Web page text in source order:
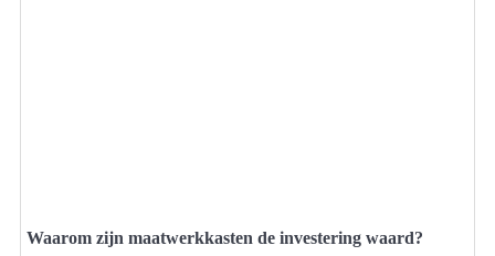
Waarom zijn maatwerkkasten de investering waard?